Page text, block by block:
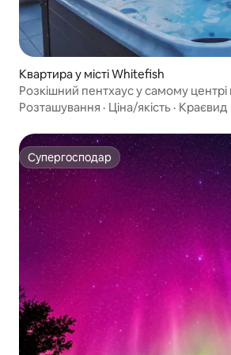
Квартира у місті Whitefish
Розкішний пентхаус у самому центрі
Розташування · Ціна/якість · Краєвид
Супергосподар
Супергосподар